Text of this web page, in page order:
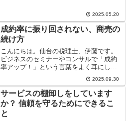
功してる人」ってイメージだったんでし
「成功って、なんなんだろ...
2025.05.20
成約率に振り回されない、商売の
続け方
こんにちは。仙台の税理士、伊藤です。
ビジネスのセミナーやコンサルで「成約
率アップ！」という言葉をよく耳にしま
す。たしかに数字を上げられたら気持ち
はいいものです。けれど、超拡大を前提
にしたビジネスでない限り、私は「成約
率は下がるのが正常」と考...
2025.09.30
サービスの棚卸しをしています
か？ 信頼を守るためにできるこ
と